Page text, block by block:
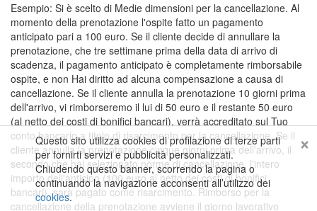
Esempio: Si è scelto di Medie dimensioni per la cancellazione. Al
momento della prenotazione l'ospite fatto un pagamento
anticipato pari a 100 euro. Se il cliente decide di annullare la
prenotazione, che tre settimane prima della data di arrivo di
scadenza, il pagamento anticipato è completamente rimborsabile
ospite, e non Hai diritto ad alcuna compensazione a causa di
cancellazione. Se il cliente annulla la prenotazione 10 giorni prima
dell'arrivo, vi rimborseremo il lui di 50 euro e il restante 50 euro
(al netto dei costi di bonifici bancari), verrà accreditato sul Tuo
conto bancario a titolo di risarcimento per la cancellazione. Se il
cliente annulla la prenotazione cinque giorni prima dell'arrivo, il
secondo che hai selezionato norme di cancellazione, l'intero
importo dell'anticipo (100 euro al netto dei costi di bonifici
bancari), sarà pagato come risarcimento. Rimborso per la
cancellazione della prenotazione avviene il giorno lavorativo
Questo sito utilizza cookies di profilazione di terze parti
per fornirti servizi e pubblicità personalizzati.
Chiudendo questo banner, scorrendo la pagina o
continuando la navigazione acconsenti all’utilizzo dei
cookies.
×